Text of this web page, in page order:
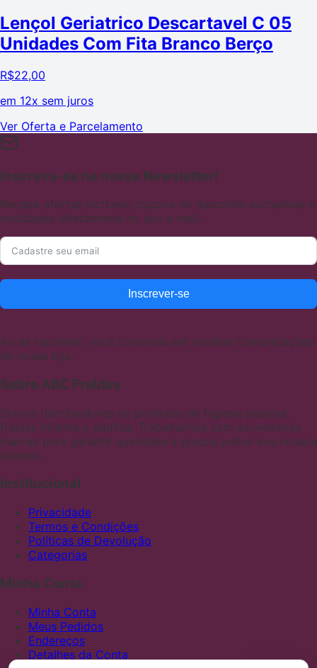
Lençol Geriatrico Descartavel C 05
Unidades Com Fita Branco Berço
R$22,00
em 12x sem juros
Ver Oferta e Parcelamento
Inscreva-se na nossa Newsletter!
Receba ofertas incríveis, cupons de desconto exclusivos e
novidades diretamente no seu e-mail.
Inscrever-se
Ao se inscrever, você concorda em receber comunicações
de nossa loja.
Sobre ABC Fraldas
Somos distribuidores de produtos de higiene pessoal,
fraldas infantis e adultas. Trabalhamos com as melhores
marcas para garantir qualidade e preços justos aos nossos
clientes
Institucional
Privacidade
Termos e Condições
Políticas de Devolução
Categorias
Minha Conta
Minha Conta
Meus Pedidos
Endereços
Detalhes da Conta